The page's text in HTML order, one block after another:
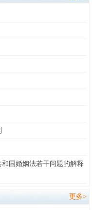
国婚姻法若干问题的解释
更多>